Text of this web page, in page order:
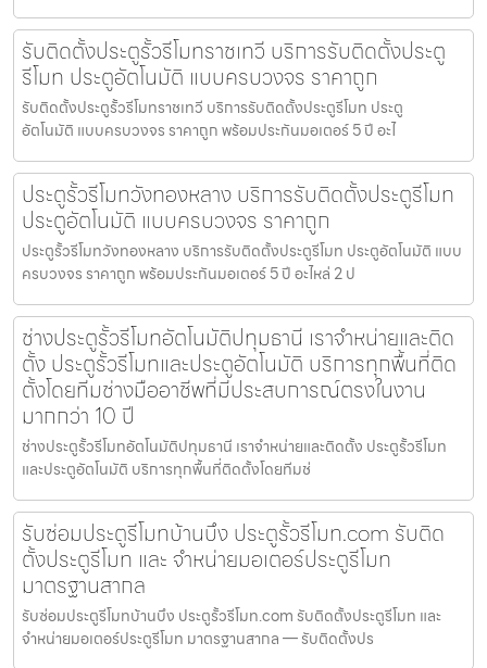
รับติดตั้งประตูรั้วรีโมทราชเทวี บริการรับติดตั้งประตู
รีโมท ประตูอัตโนมัติ แบบครบวงจร ราคาถูก
รับติดตั้งประตูรั้วรีโมทราชเทวี บริการรับติดตั้งประตูรีโมท ประตู
อัตโนมัติ แบบครบวงจร ราคาถูก พร้อมประกันมอเตอร์ 5 ปี อะไ
ประตูรั้วรีโมทวังทองหลาง บริการรับติดตั้งประตูรีโมท
ประตูอัตโนมัติ แบบครบวงจร ราคาถูก
ประตูรั้วรีโมทวังทองหลาง บริการรับติดตั้งประตูรีโมท ประตูอัตโนมัติ แบบ
ครบวงจร ราคาถูก พร้อมประกันมอเตอร์ 5 ปี อะไหล่ 2 ป
ช่างประตูรั้วรีโมทอัตโนมัติปทุมธานี เราจำหน่ายและติด
ตั้ง ประตูรั้วรีโมทและประตูอัตโนมัติ บริการทุกพื้นที่ติด
ตั้งโดยทีมช่างมืออาชีพที่มีประสบการณ์ตรงในงาน
มากกว่า 10 ปี
ช่างประตูรั้วรีโมทอัตโนมัติปทุมธานี เราจำหน่ายและติดตั้ง ประตูรั้วรีโมท
และประตูอัตโนมัติ บริการทุกพื้นที่ติดตั้งโดยทีมช่
รับซ่อมประตูรีโมทบ้านบึง ประตูรั้วรีโมท.com รับติด
ตั้งประตูรีโมท และ จำหน่ายมอเตอร์ประตูรีโมท
มาตรฐานสากล
รับซ่อมประตูรีโมทบ้านบึง ประตูรั้วรีโมท.com รับติดตั้งประตูรีโมท และ
จำหน่ายมอเตอร์ประตูรีโมท มาตรฐานสากล — รับติดตั้งปร